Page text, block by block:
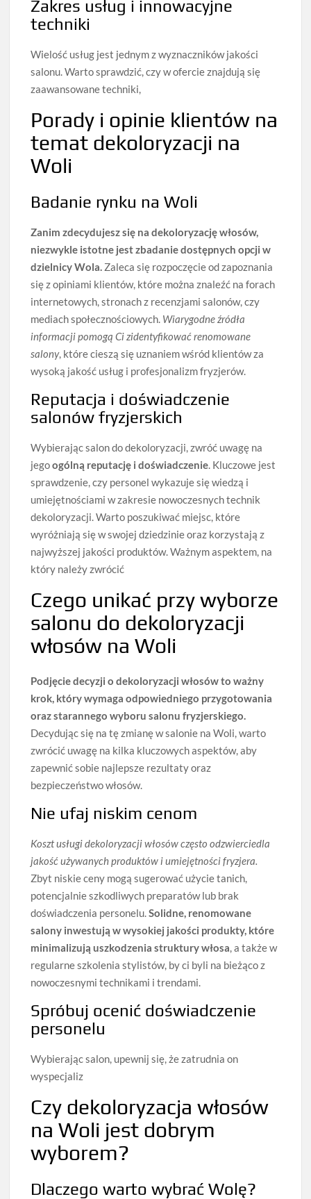
Zakres usług i innowacyjne
techniki
Wielość usług jest jednym z wyznaczników jakości
salonu. Warto sprawdzić, czy w ofercie znajdują się
zaawansowane techniki,
Porady i opinie klientów na
temat dekoloryzacji na
Woli
Badanie rynku na Woli
Zanim zdecydujesz się na dekoloryzację włosów,
niezwykle istotne jest zbadanie dostępnych opcji w
dzielnicy Wola. Zaleca się rozpoczęcie od zapoznania
się z opiniami klientów, które można znaleźć na forach
internetowych, stronach z recenzjami salonów, czy
mediach społecznościowych. Wiarygodne źródła
informacji pomogą Ci zidentyfikować renomowane
salony, które cieszą się uznaniem wśród klientów za
wysoką jakość usług i profesjonalizm fryzjerów.
Reputacja i doświadczenie
salonów fryzjerskich
Wybierając salon do dekoloryzacji, zwróć uwagę na
jegoogólną reputację i doświadczenie. Kluczowe jest
sprawdzenie, czy personel wykazuje się wiedzą i
umiejętnościami w zakresie nowoczesnych technik
dekoloryzacji. Warto poszukiwać miejsc, które
wyróżniają się w swojej dziedzinie oraz korzystają z
najwyższej jakości produktów. Ważnym aspektem, na
który należy zwrócić
Czego unikać przy wyborze
salonu do dekoloryzacji
włosów na Woli
Podjęcie decyzji o dekoloryzacji włosów to ważny
krok, który wymaga odpowiedniego przygotowania
oraz starannego wyboru salonu fryzjerskiego.
Decydując się na tę zmianę w salonie na Woli, warto
zwrócić uwagę na kilka kluczowych aspektów, aby
zapewnić sobie najlepsze rezultaty oraz
bezpieczeństwo włosów.
Nie ufaj niskim cenom
Koszt usługi dekoloryzacji włosów często odzwierciedla
jakość używanych produktów i umiejętności fryzjera.
Zbyt niskie ceny mogą sugerować użycie tanich,
potencjalnie szkodliwych preparatów lub brak
doświadczenia personelu.Solidne, renomowane
salony inwestują w wysokiej jakości produkty, które
minimalizują uszkodzenia struktury włosa, a także w
regularne szkolenia stylistów, by ci byli na bieżąco z
nowoczesnymi technikami i trendami.
Spróbuj ocenić doświadczenie
personelu
Wybierając salon, upewnij się, że zatrudnia on
wyspecjaliz
Czy dekoloryzacja włosów
na Woli jest dobrym
wyborem?
Dlaczego warto wybrać Wolę?